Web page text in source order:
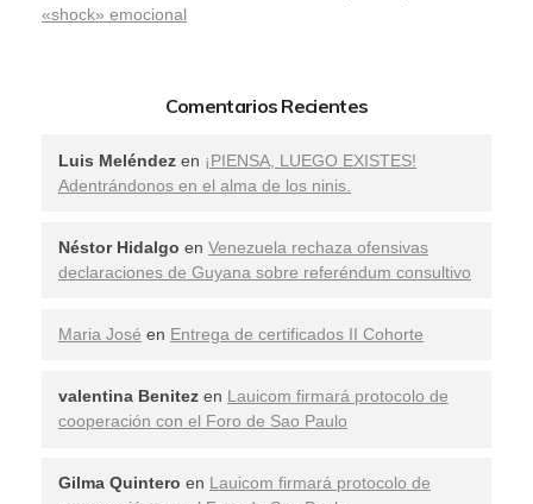
«shock» emocional
Comentarios Recientes
Luis Meléndez en ¡PIENSA, LUEGO EXISTES!
Adentrándonos en el alma de los ninis.
Néstor Hidalgo en Venezuela rechaza ofensivas
declaraciones de Guyana sobre referéndum consultivo
Maria José en Entrega de certificados II Cohorte
valentina Benitez en Lauicom firmará protocolo de
cooperación con el Foro de Sao Paulo
Gilma Quintero en Lauicom firmará protocolo de